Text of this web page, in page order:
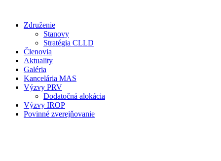
obsah
Združenie
Stanovy
Stratégia CLLD
Členovia
Aktuality
Galéria
Kancelária MAS
Výzvy PRV
Dodatočná alokácia
Výzvy IROP
Povinné zverejňovanie